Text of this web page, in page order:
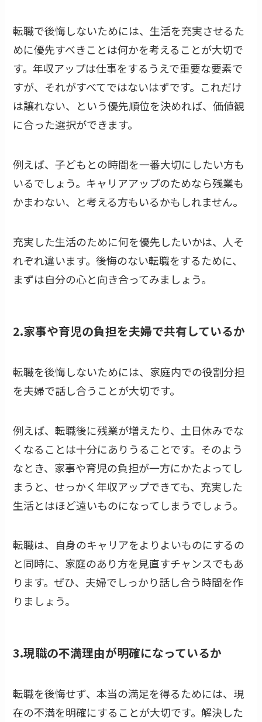
転職で後悔しないためには、生活を充実させるた
めに優先すべきことは何かを考えることが大切で
す。年収アップは仕事をするうえで重要な要素で
すが、それがすべてではないはずです。これだけ
は譲れない、という優先順位を決めれば、価値観
に合った選択ができます。
例えば、子どもとの時間を一番大切にしたい方も
いるでしょう。キャリアアップのためなら残業も
かまわない、と考える方もいるかもしれません。
充実した生活のために何を優先したいかは、人そ
れぞれ違います。後悔のない転職をするために、
まずは自分の心と向き合ってみましょう。
2.家事や育児の負担を夫婦で共有しているか
転職を後悔しないためには、家庭内での役割分担
を夫婦で話し合うことが大切です。
例えば、転職後に残業が増えたり、土日休みでな
くなることは十分にありうることです。そのよう
なとき、家事や育児の負担が一方にかたよってし
まうと、せっかく年収アップできても、充実した
生活とはほど遠いものになってしまうでしょう。
転職は、自身のキャリアをよりよいものにするの
と同時に、家庭のあり方を見直すチャンスでもあ
ります。ぜひ、夫婦でしっかり話し合う時間を作
りましょう。
3.現職の不満理由が明確になっているか
転職を後悔せず、本当の満足を得るためには、現
在の不満を明確にすることが大切です。解決した